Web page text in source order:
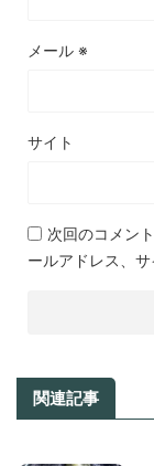
メール ※
サイト
次回のコメン
ールアドレス、サ
関連記事